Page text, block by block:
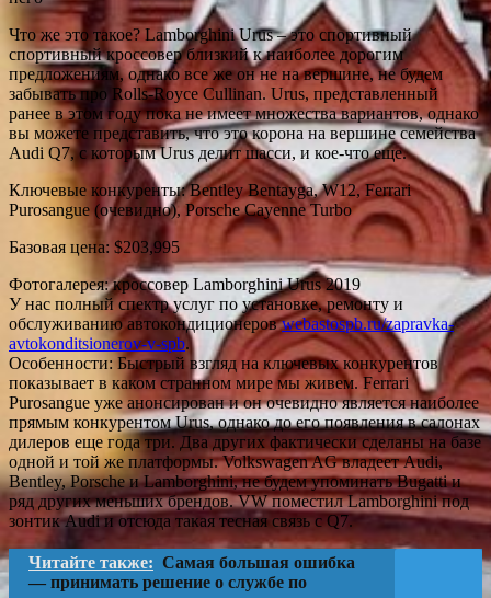
Что же это такое? Lamborghini Urus – это спортивный
спортивный кроссовер близкий к наиболее дорогим
предложениям, однако все же он не на вершине, не будем
забывать про Rolls-Royce Cullinan. Urus, представленный
ранее в этом году пока не имеет множества вариантов, однако
вы можете представить, что это корона на вершине семейства
Audi Q7, с которым Urus делит шасси, и кое-что еще.
Ключевые конкуренты: Bentley Bentayga, W12, Ferrari
Purosangue (очевидно), Porsche Cayenne Turbo
Базовая цена: $203,995
Фотогалерея: кроссовер Lamborghini Urus 2019
У нас полный спектр услуг по установке, ремонту и
обслуживанию автокондиционеровwebastospb.ru/zapravka-
avtokonditsionerov-v-spb.
Особенности: Быстрый взгляд на ключевых конкурентов
показывает в каком странном мире мы живем. Ferrari
Purosangue уже анонсирован и он очевидно является наиболее
прямым конкурентом Urus, однако до его появления в салонах
дилеров еще года три. Два других фактически сделаны на базе
одной и той же платформы. Volkswagen AG владеет Audi,
Bentley, Porsche и Lamborghini, не будем упоминать Bugatti и
ряд других меньших брендов. VW поместил Lamborghini под
зонтик Audi и отсюда такая тесная связь с Q7.
Читайте также: Самая большая ошибка
— принимать решение о службе по